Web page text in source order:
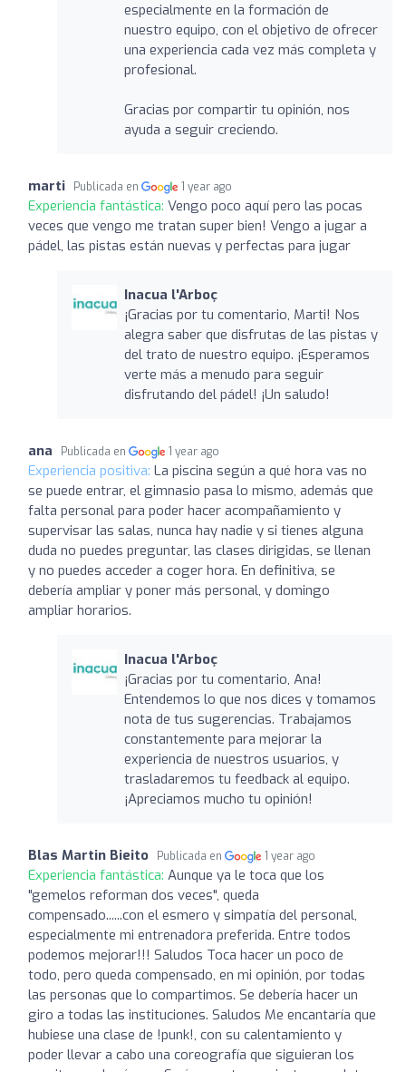
especialmente en la formación de
nuestro equipo, con el objetivo de ofrecer
una experiencia cada vez más completa y
profesional.
Gracias por compartir tu opinión, nos
ayuda a seguir creciendo.
marti Publicada en 1 year ago
Experiencia fantástica: Vengo poco aquí pero las pocas
veces que vengo me tratan super bien! Vengo a jugar a
pádel, las pistas están nuevas y perfectas para jugar
Inacua l'Arboç
¡Gracias por tu comentario, Marti! Nos
alegra saber que disfrutas de las pistas y
del trato de nuestro equipo. ¡Esperamos
verte más a menudo para seguir
disfrutando del pádel! ¡Un saludo!
ana Publicada en 1 year ago
Experiencia positiva: La piscina según a qué hora vas no
se puede entrar, el gimnasio pasa lo mismo, además que
falta personal para poder hacer acompañamiento y
supervisar las salas, nunca hay nadie y si tienes alguna
duda no puedes preguntar, las clases dirigidas, se llenan
y no puedes acceder a coger hora. En definitiva, se
debería ampliar y poner más personal, y domingo
ampliar horarios.
Inacua l'Arboç
¡Gracias por tu comentario, Ana!
Entendemos lo que nos dices y tomamos
nota de tus sugerencias. Trabajamos
constantemente para mejorar la
experiencia de nuestros usuarios, y
trasladaremos tu feedback al equipo.
¡Apreciamos mucho tu opinión!
Blas Martin Bieito Publicada en 1 year ago
Experiencia fantástica: Aunque ya le toca que los
"gemelos reforman dos veces", queda
compensado......con el esmero y simpatía del personal,
especialmente mi entrenadora preferida. Entre todos
podemos mejorar!!! Saludos Toca hacer un poco de
todo, pero queda compensado, en mi opinión, por todas
las personas que lo compartimos. Se debería hacer un
giro a todas las instituciones. Saludos Me encantaría que
hubiese una clase de !punk!, con su calentamiento y
poder llevar a cabo una coreografía que siguieran los